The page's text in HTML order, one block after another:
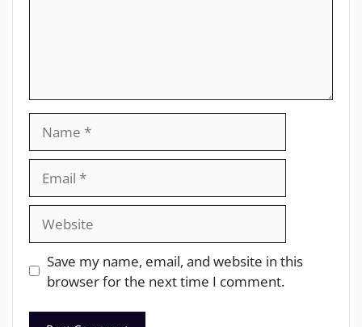
Save my name, email, and website in this
browser for the next time I comment.